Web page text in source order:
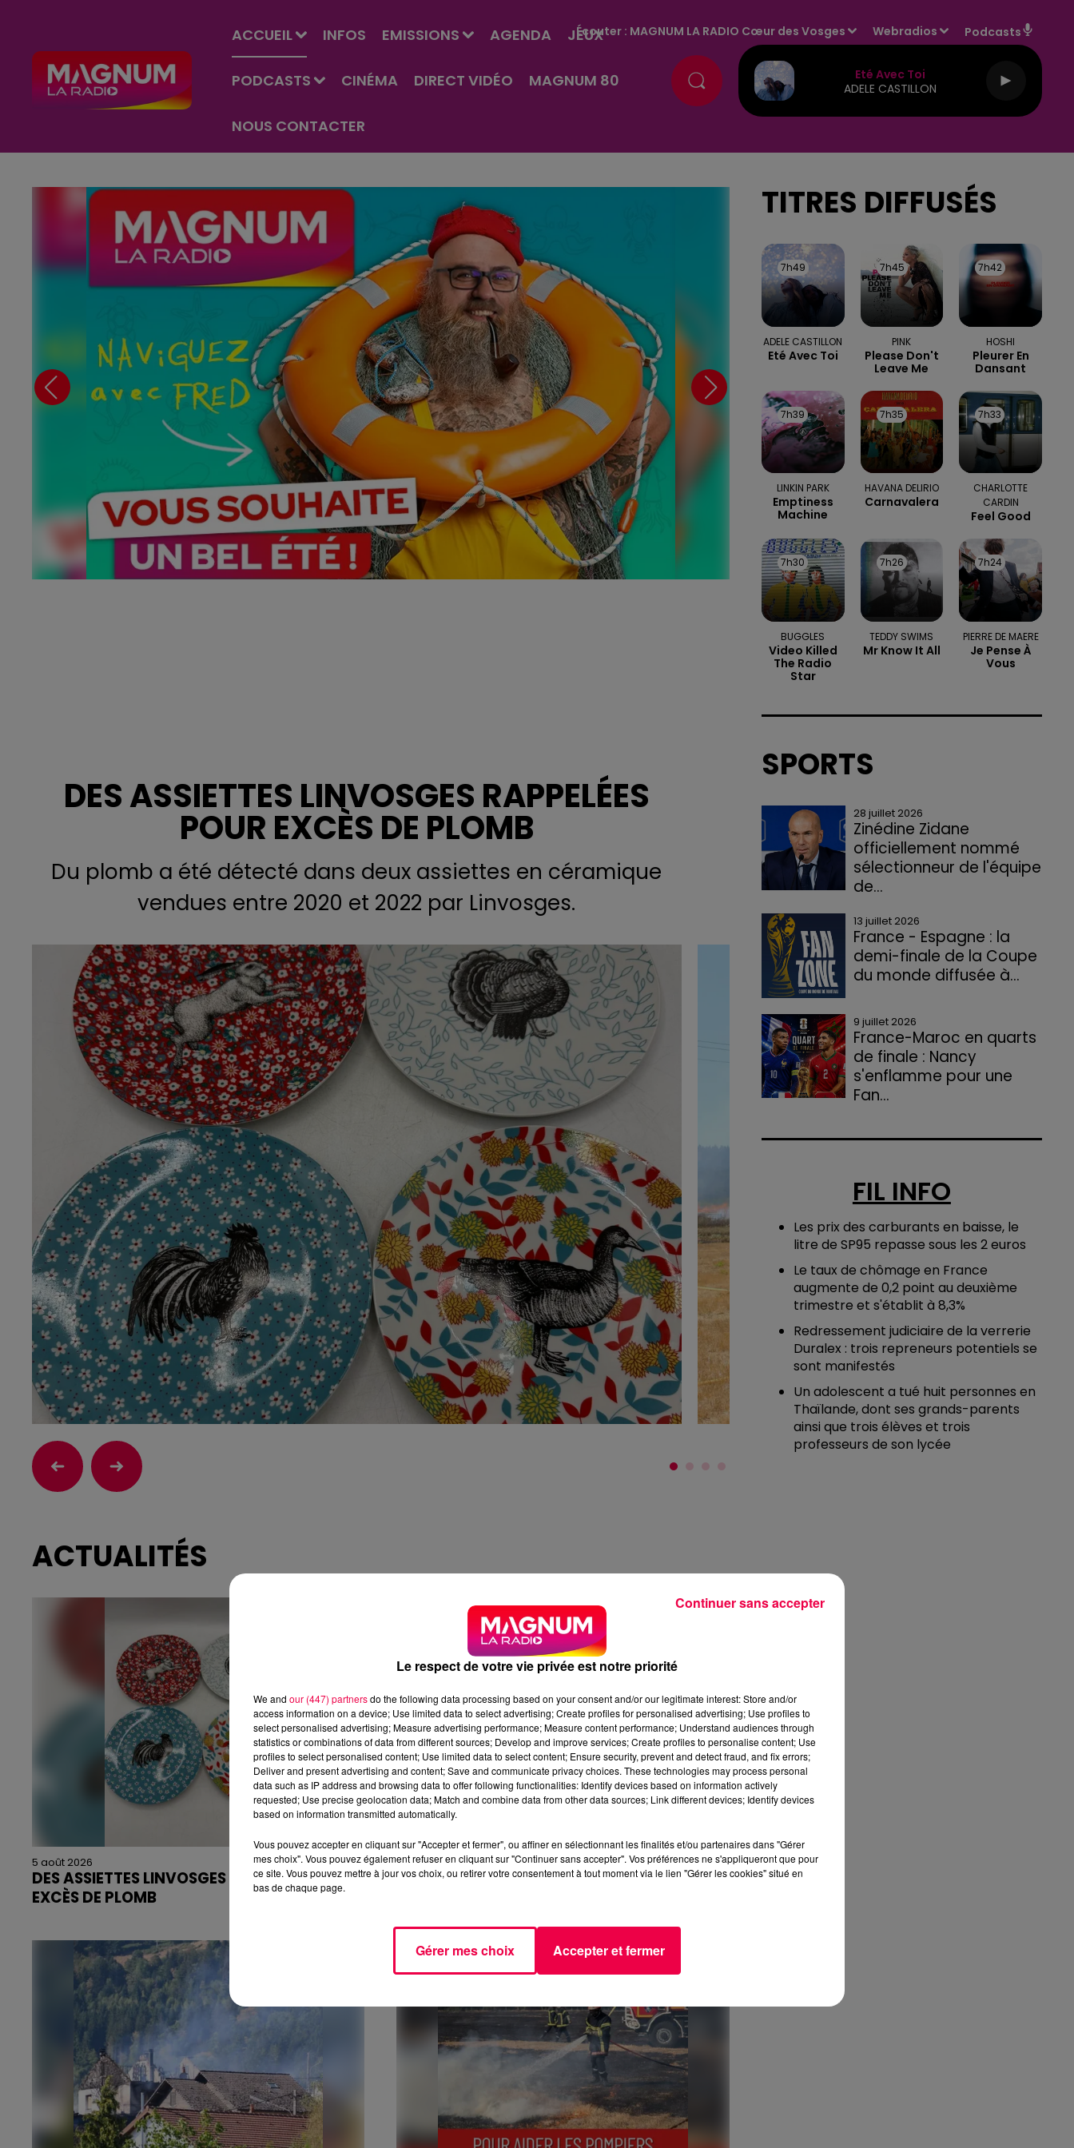
ACCUEIL INFOS EMISSIONS AGENDA JEUX
PODCASTS CINÉMA DIRECT VIDÉO MAGNUM 80
NOUS CONTACTER
Écouter : MAGNUM LA RADIO Cœur des Vosges Webradios Podcasts
Eté Avec Toi
ADELE CASTILLON
TITRES DIFFUSÉS
7h49
7h49
ADELE CASTILLON
Eté Avec Toi
7h45
7h45
PINK
Please Don't
Leave Me
7h42
7h42
HOSHI
Pleurer En
Dansant
7h39
7h39
LINKIN PARK
Emptiness
Machine
7h35
7h35
HAVANA DELIRIO
Carnavalera
7h33
7h33
CHARLOTTE
CARDIN
Feel Good
7h30
7h30
BUGGLES
Video Killed
The Radio
Star
7h26
7h26
TEDDY SWIMS
Mr Know It All
7h24
7h24
PIERRE DE MAERE
Je Pense À
Vous
DES ASSIETTES LINVOSGES RAPPELÉES
POUR EXCÈS DE PLOMB
Du plomb a été détecté dans deux assiettes en céramique
vendues entre 2020 et 2022 par Linvosges.
4
ACTUALITÉS
5 août 2026
DES ASSIETTES LINVOSGES RAPPELÉES POUR
EXCÈS DE PLOMB
céramique vendues entre 2020 et 2022 par
Linvosges.
3 août 2026
PRÉVIFEUX : "IL FAUT AVOIR UNE CULTURE DU
SPORTS
28 juillet 2026
Zinédine Zidane
officiellement nommé
sélectionneur de l'équipe
de...
football a officialisé ce mardi
la nomination de Zinédine
Zidane comme nouveau
sélectionneur de l'équipe de
13 juillet 2026
France - Espagne : la
demi-finale de la Coupe
du monde diffusée à...
suivre la rencontre en plein
centre de Nancy, dès le coup
d’envoi prévu à 21 heures.
9 juillet 2026
France-Maroc en quarts
de finale : Nancy
s'enflamme pour une
Fan...
héroïque des Bleus et des
monde 2026, Nancy se
prépare à vibrer
collectivement.
FIL INFO
Les prix des carburants en baisse, le
litre de SP95 repasse sous les 2 euros
Le taux de chômage en France
augmente de 0,2 point au deuxième
trimestre et s'établit à 8,3%
Redressement judiciaire de la verrerie
Duralex : trois repreneurs potentiels se
sont manifestés
Un adolescent a tué huit personnes en
Thaïlande, dont ses grands-parents
ainsi que trois élèves et trois
professeurs de son lycée
Le respect de votre vie privée est notre priorité
We and our (447) partnersdo the following data processing based on your consent and/or our legitimate interest: Store and/or
access information on a device; Use limited data to select advertising; Create profiles for personalised advertising; Use profiles to
select personalised advertising; Measure advertising performance; Measure content performance; Understand audiences through
statistics or combinations of data from different sources; Develop and improve services; Create profiles to personalise content; Use
profiles to select personalised content; Use limited data to select content; Ensure security, prevent and detect fraud, and fix errors;
Deliver and present advertising and content; Save and communicate privacy choices. These technologies may process personal
data such as IP address and browsing data to offer following functionalities: Identify devices based on information actively
requested; Use precise geolocation data; Match and combine data from other data sources; Link different devices; Identify devices
based on information transmitted automatically.
Vous pouvez accepter en cliquant sur "Accepter et fermer", ou affiner en sélectionnant les finalités et/ou partenaires dans "Gérer
mes choix". Vous pouvez également refuser en cliquant sur "Continuer sans accepter". Vos préférences ne s'appliqueront que pour
ce site. Vous pouvez mettre à jour vos choix, ou retirer votre consentement à tout moment via le lien "Gérer les cookies" situé en
bas de chaque page.
Gérer mes choix Accepter et fermer
Continuer sans accepter